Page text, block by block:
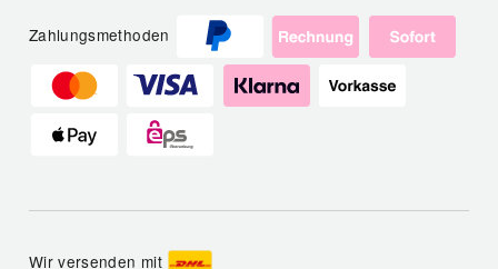
Zahlungsmethoden
Wir versenden mit